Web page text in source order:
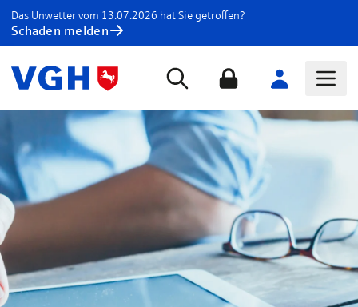
Das Unwetter vom 13.07.2026 hat Sie getroffen?
Schaden melden